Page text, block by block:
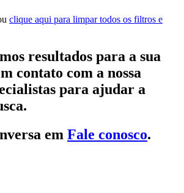
clique aqui para limpar todos os filtros e
resultados para a sua
contato com a nossa
para ajudar a
em Fale conosco.